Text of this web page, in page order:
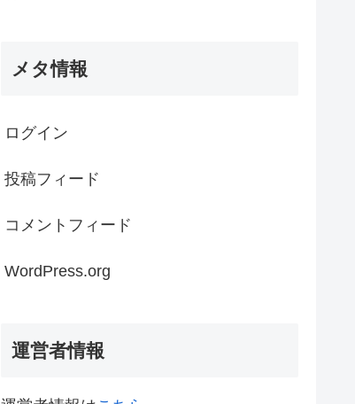
メタ情報
ログイン
投稿フィード
コメントフィード
WordPress.org
運営者情報